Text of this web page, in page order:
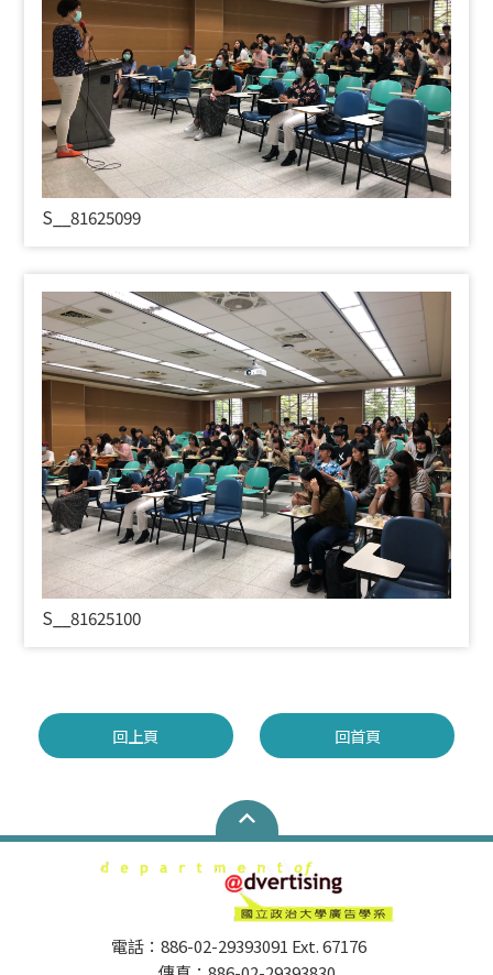
S__81625099
S__81625100
回上頁 回首頁
電話：886-02-29393091 Ext. 67176